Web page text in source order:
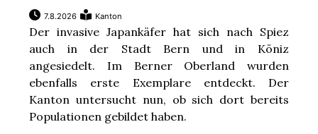
7.8.2026 Kanton
Der invasive Japankäfer hat sich nach Spiez
auch in der Stadt Bern und in Köniz
angesiedelt. Im Berner Oberland wurden
ebenfalls erste Exemplare entdeckt. Der
Kanton untersucht nun, ob sich dort bereits
Populationen gebildet haben.